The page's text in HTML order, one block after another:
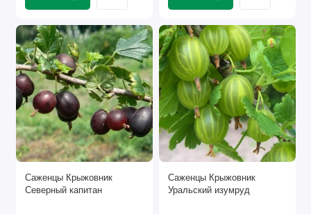
Саженцы Крыжовник
Северный капитан
Саженцы Крыжовник
Уральский изумруд